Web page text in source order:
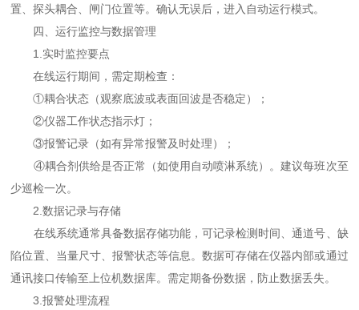
置、探头耦合、闸门位置等。确认无误后，进入自动运行模式。
四、运行监控与数据管理
1.实时监控要点
在线运行期间，需定期检查：
①耦合状态（观察底波或表面回波是否稳定）；
②仪器工作状态指示灯；
③报警记录（如有异常报警及时处理）；
④耦合剂供给是否正常（如使用自动喷淋系统）。建议每班次至
少巡检一次。
2.数据记录与存储
在线系统通常具备数据存储功能，可记录检测时间、通道号、缺
陷位置、当量尺寸、报警状态等信息。数据可存储在仪器内部或通过
通讯接口传输至上位机数据库。需定期备份数据，防止数据丢失。
3.报警处理流程